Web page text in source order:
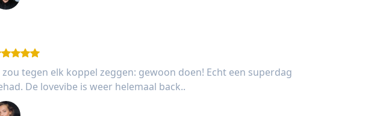
zou tegen elk koppel zeggen: gewoon doen! Echt een superdag
De lovevibe is weer helemaal back..